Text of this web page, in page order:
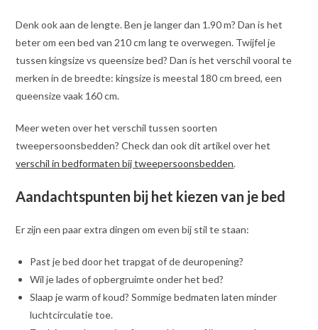
Denk ook aan de lengte. Ben je langer dan 1.90 m? Dan is het
beter om een bed van 210 cm lang te overwegen. Twijfel je
tussen kingsize vs queensize bed? Dan is het verschil vooral te
merken in de breedte: kingsize is meestal 180 cm breed, een
queensize vaak 160 cm.
Meer weten over het verschil tussen soorten
tweepersoonsbedden? Check dan ook dit artikel over het
verschil in bedformaten bij tweepersoonsbedden.
Aandachtspunten bij het kiezen van je bed
Er zijn een paar extra dingen om even bij stil te staan:
Past je bed door het trapgat of de deuropening?
Wil je lades of opbergruimte onder het bed?
Slaap je warm of koud? Sommige bedmaten laten minder
luchtcirculatie toe.